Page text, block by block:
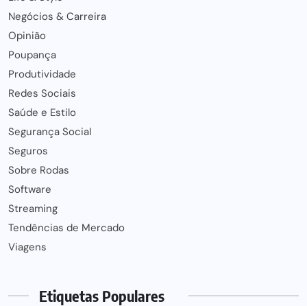
Negócios & Carreira
Opinião
Poupança
Produtividade
Redes Sociais
Saúde e Estilo
Segurança Social
Seguros
Sobre Rodas
Software
Streaming
Tendências de Mercado
Viagens
Etiquetas Populares